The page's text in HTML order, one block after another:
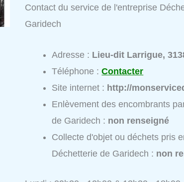
Contact du service de l'entreprise
Garidech
Adresse : Lieu-dit Larrigue,
Téléphone :Contacter
Site internet : http://
Enlèvement des encombrants
de Garidech : non renseigné
Collecte d'objet ou déchets pris
Déchetterie de Garidech : non